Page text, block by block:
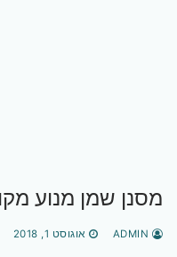
מסנן שמן מנוע
אוגוסט 1, 2018